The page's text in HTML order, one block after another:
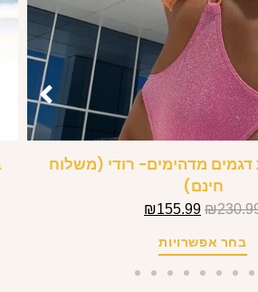
דגמים מדהימים- רודי (משלוח
חינם)
₪
₪155.99
בחר אפשרויות